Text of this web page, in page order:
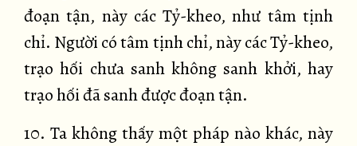
đoạn tận, này các Tỷ-kheo, như tâm tịnh
chỉ. Người có tâm tịnh chỉ, này các Tỷ-kheo,
trạo hối chưa sanh không sanh khởi, hay
trạo hối đã sanh được đoạn tận.
10. Ta không thấy một pháp nào khác, này